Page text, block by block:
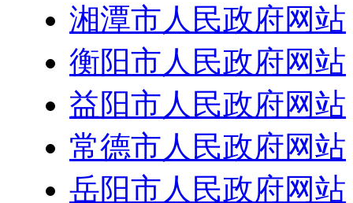
湘潭市人民政府网站
衡阳市人民政府网站
益阳市人民政府网站
常德市人民政府网站
岳阳市人民政府网站